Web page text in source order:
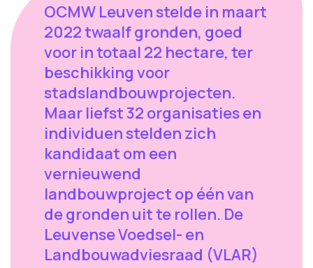
OCMW Leuven stelde in maart
2022 twaalf gronden, goed
voor in totaal 22 hectare, ter
beschikking voor
stadslandbouwprojecten.
Maar liefst 32 organisaties en
individuen stelden zich
kandidaat om een
vernieuwend
landbouwproject op één van
de gronden uit te rollen. De
Leuvense Voedsel- en
Landbouwadviesraad (VLAR)